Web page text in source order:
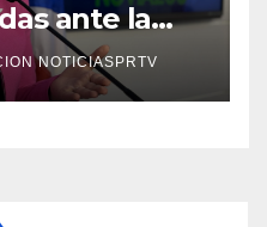
ante la
NOTICIASPRTV